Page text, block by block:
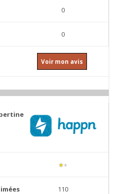
0
0
Voir mon avis
★★
110